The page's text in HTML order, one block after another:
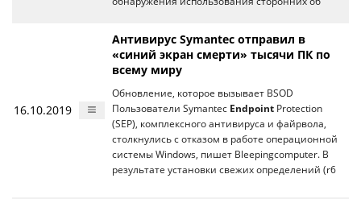
16.10.2019
Антивирус Symantec отправил в
«синий экран смерти» тысячи ПК по
всему миру
Обновление, которое вызывает BSOD
Пользователи Symantec Endpoint Protection
(SEP), комплексного антивируса и файрвола,
столкнулись с отказом в работе операционной
системы Windows, пишет Bleepingcomputer. В
результате установки свежих определений (r6